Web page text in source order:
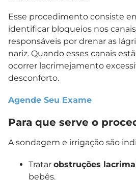
Esse procedimento consiste
identificar bloqueios nos
responsáveis por drenar as
nariz. Quando esses canais
ocorrer lacrimejamento
desconforto.
Agende Seu Exame
Para que serve o
A sondagem e irrigação são
Tratar obstruções
bebês.